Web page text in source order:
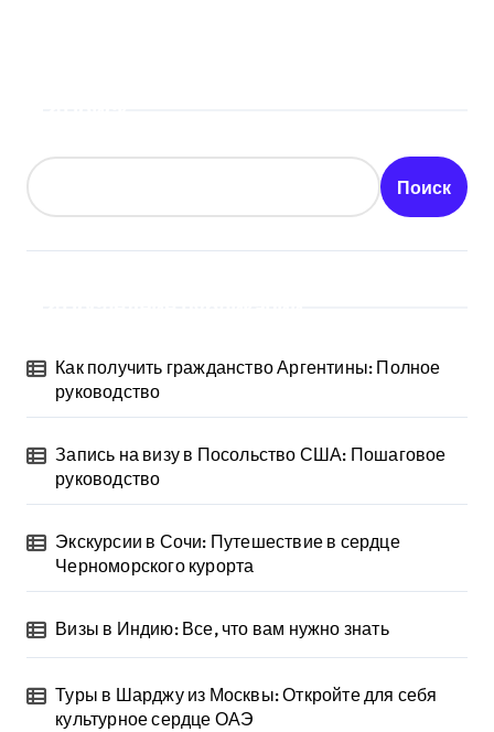
Поиск
Как получить гражданство Аргентины: Полное
руководство
Запись на визу в Посольство США: Пошаговое
руководство
Экскурсии в Сочи: Путешествие в сердце
Черноморского курорта
Визы в Индию: Все, что вам нужно знать
Туры в Шарджу из Москвы: Откройте для себя
культурное сердце ОАЭ